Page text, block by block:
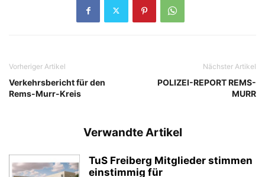
Vorheriger Artikel
Verkehrsbericht für den
Rems-Murr-Kreis
Nächster Artikel
POLIZEI-REPORT REMS-
MURR
Verwandte Artikel
TuS Freiberg Mitglieder stimmen
einstimmig für